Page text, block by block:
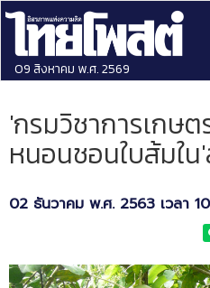
09 สิงหาคม พ.ศ. 2569
'กรมวิชาการเกษ
หนอนชอนใบส้มใน
02 ธันวาคม พ.ศ. 2563 เวลา